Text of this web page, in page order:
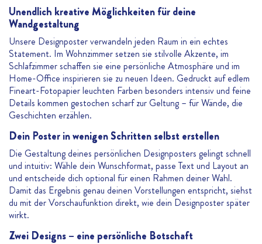
Unendlich kreative Möglichkeiten für deine
Wandgestaltung
Unsere Designposter verwandeln jeden Raum in ein echtes
Statement. Im Wohnzimmer setzen sie stilvolle Akzente, im
Schlafzimmer schaffen sie eine persönliche Atmosphäre und im
Home-Office inspirieren sie zu neuen Ideen. Gedruckt auf edlem
Fineart-Fotopapier leuchten Farben besonders intensiv und feine
Details kommen gestochen scharf zur Geltung – für Wände, die
Geschichten erzählen.
Dein Poster in wenigen Schritten selbst erstellen
Die Gestaltung deines persönlichen Designposters gelingt schnell
und intuitiv: Wähle dein Wunschformat, passe Text und Layout an
und entscheide dich optional für einen Rahmen deiner Wahl.
Damit das Ergebnis genau deinen Vorstellungen entspricht, siehst
du mit der Vorschaufunktion direkt, wie dein Designposter später
wirkt.
Zwei Designs – eine persönliche Botschaft